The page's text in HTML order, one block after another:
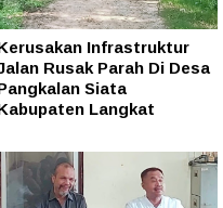
Infrastruktur
Rusak Parah Di Desa
Siata
Langkat